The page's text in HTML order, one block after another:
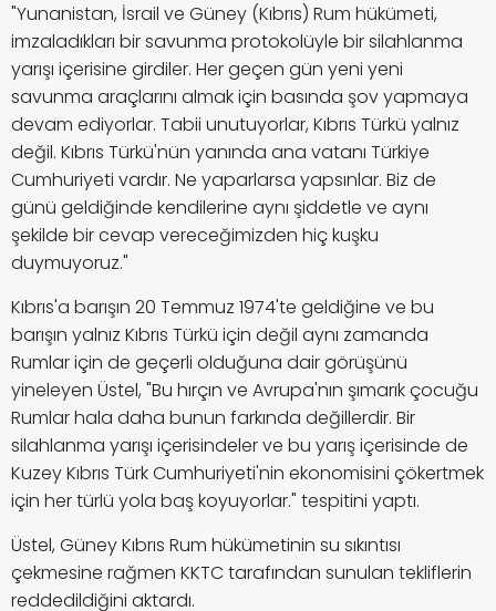
"Yunanistan, İsrail ve Güney (Kıbrıs) Rum hükümeti,
imzaladıkları bir savunma protokolüyle bir silahlanma
yarışı içerisine girdiler. Her geçen gün yeni yeni
savunma araçlarını almak için basında şov yapmaya
devam ediyorlar. Tabii unutuyorlar, Kıbrıs Türkü yalnız
değil. Kıbrıs Türkü'nün yanında ana vatanı Türkiye
Cumhuriyeti vardır. Ne yaparlarsa yapsınlar. Biz de
günü geldiğinde kendilerine aynı şiddetle ve aynı
şekilde bir cevap vereceğimizden hiç kuşku
duymuyoruz."
Kıbrıs'a barışın 20 Temmuz 1974'te geldiğine ve bu
barışın yalnız Kıbrıs Türkü için değil aynı zamanda
Rumlar için de geçerli olduğuna dair görüşünü
yineleyen Üstel, "Bu hırçın ve Avrupa'nın şımarık çocuğu
Rumlar hala daha bunun farkında değillerdir. Bir
silahlanma yarışı içerisindeler ve bu yarış içerisinde de
Kuzey Kıbrıs Türk Cumhuriyeti'nin ekonomisini çökertmek
için her türlü yola baş koyuyorlar." tespitini yaptı.
Üstel, Güney Kıbrıs Rum hükümetinin su sıkıntısı
çekmesine rağmen KKTC tarafından sunulan tekliflerin
reddedildiğini aktardı.